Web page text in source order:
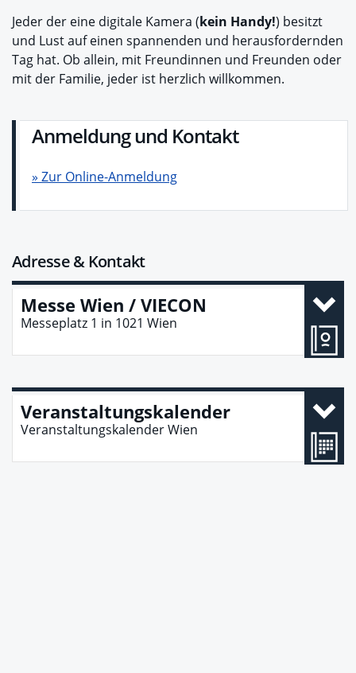
Jeder der eine digitale Kamera (kein Handy!) besitzt
und Lust auf einen spannenden und herausfordernden
Tag hat. Ob allein, mit Freundinnen und Freunden oder
mit der Familie, jeder ist herzlich willkommen.
Anmeldung und Kontakt
» Zur Online-Anmeldung
Adresse & Kontakt
Messe Wien / VIECON
Messeplatz 1 in 1021 Wien
Veranstaltungskalender
Veranstaltungskalender Wien